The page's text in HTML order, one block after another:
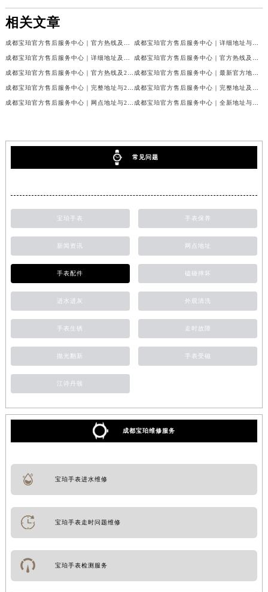
相关文章
常见问题
宝珀手表 手表保养
新闻资讯 网点地址
手表配件 磕碰摔坏
进水进灰 外观清洗
手表生锈 走时故障
抛光翻新 手表受磁
江诗丹顿
成都宝珀维修服务
宝珀手表进水维修
宝珀手表走时问题维修
宝珀手表检测服务